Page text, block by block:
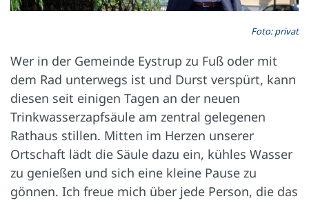
Foto: privat
Wer in der Gemeinde Eystrup zu Fuß oder mit
dem Rad unterwegs ist und Durst verspürt, kann
diesen seit einigen Tagen an der neuen
Trinkwasserzapfsäule am zentral gelegenen
Rathaus stillen. Mitten im Herzen unserer
Ortschaft lädt die Säule dazu ein, kühles Wasser
zu genießen und sich eine kleine Pause zu
gönnen. Ich freue mich über jede Person, die das